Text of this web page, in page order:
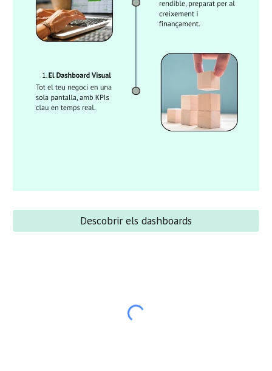
Descobrir els dashboards